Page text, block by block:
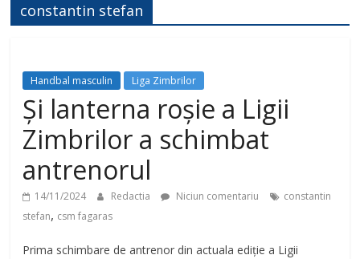
constantin stefan
Handbal masculin Liga Zimbrilor
Și lanterna roșie a Ligii
Zimbrilor a schimbat
antrenorul
14/11/2024 Redactia Niciun comentariu
constantin
stefan, csm fagaras
Prima schimbare de antrenor din actuala ediție a Ligii